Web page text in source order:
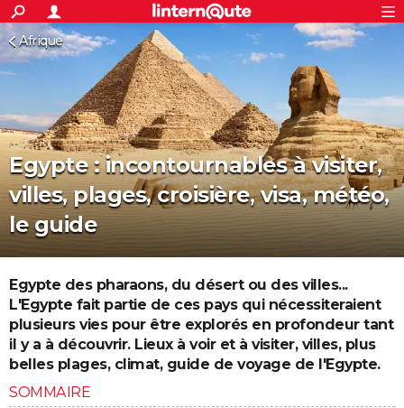
ACTUALITÉS
Politique
Société
Faits Divers
Education
Monde
Villes
+SPORT
Coupe du monde 2026
Programme TV
TNT
Streaming
Cinéma
Sorties cinéma
Musique
+
FINANCE
Retraite
Impôts
Epargne
Immobilier
Risques naturels par ville
Banque
Assurance
Crédit
AUTO
Essais
Réserver un essai
Citadines
Berlines
SUV
Forum auto
+
HIGH-TECH
Mobiles
Meilleur smartphone
Internet
Ordinateurs
Jeux vidéo
Guide high-tech
+BRICOLAGE
WEEK-END
Guides de France
Escapades
Patrimoine
Expositions
Musées
Week-end nature
+ LIFESTYLE
Art de vivre
Bien-être
Loisirs
Mode
Modes de vie
+SANTE
Alimentation
Guide de la santé
Maladies
Médicaments
Sommeil
+VOYAGE
Rechercher
S'inscrire
Connexion
Afrique
Egypte : incontournables à visiter,
villes, plages, croisière, visa, météo,
le guide
Egypte des pharaons, du désert ou des villes...
L'Egypte fait partie de ces pays qui nécessiteraient
plusieurs vies pour être explorés en profondeur tant
il y a à découvrir. Lieux à voir et à visiter, villes, plus
belles plages, climat, guide de voyage de l'Egypte.
SOMMAIRE